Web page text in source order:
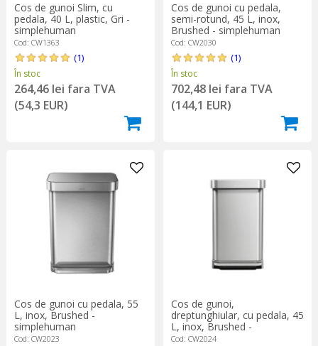
Cos de gunoi Slim, cu
pedala, 40 L, plastic, Gri -
simplehuman
Cod: CW1363
(1)
În stoc
264,46 lei fara TVA
(54,3 EUR)
Cos de gunoi cu pedala,
semi-rotund, 45 L, inox,
Brushed - simplehuman
Cod: CW2030
(1)
În stoc
702,48 lei fara TVA
(144,1 EUR)
Cos de gunoi cu pedala, 55
L, inox, Brushed -
simplehuman
Cod: CW2023
Cos de gunoi,
dreptunghiular, cu pedala, 45
L, inox, Brushed -
simplehuman
Cod: CW2024